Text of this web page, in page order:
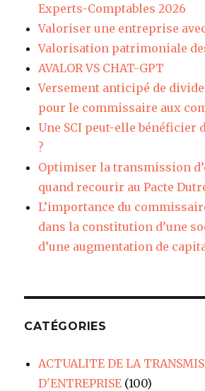
Experts-Comptables 2026
Valoriser une entreprise
Valorisation patrimoniale
AVALOR VS CHAT-GPT
Versement anticipé de
pour le commissaire aux
Une SCI peut-elle bénéficier
?
Optimiser la transmission
quand recourir au Pacte
L’importance du
dans la constitution d’une
d’une augmentation de
CATÉGORIES
ACTUALITE DE LA
D'ENTREPRISE (100)